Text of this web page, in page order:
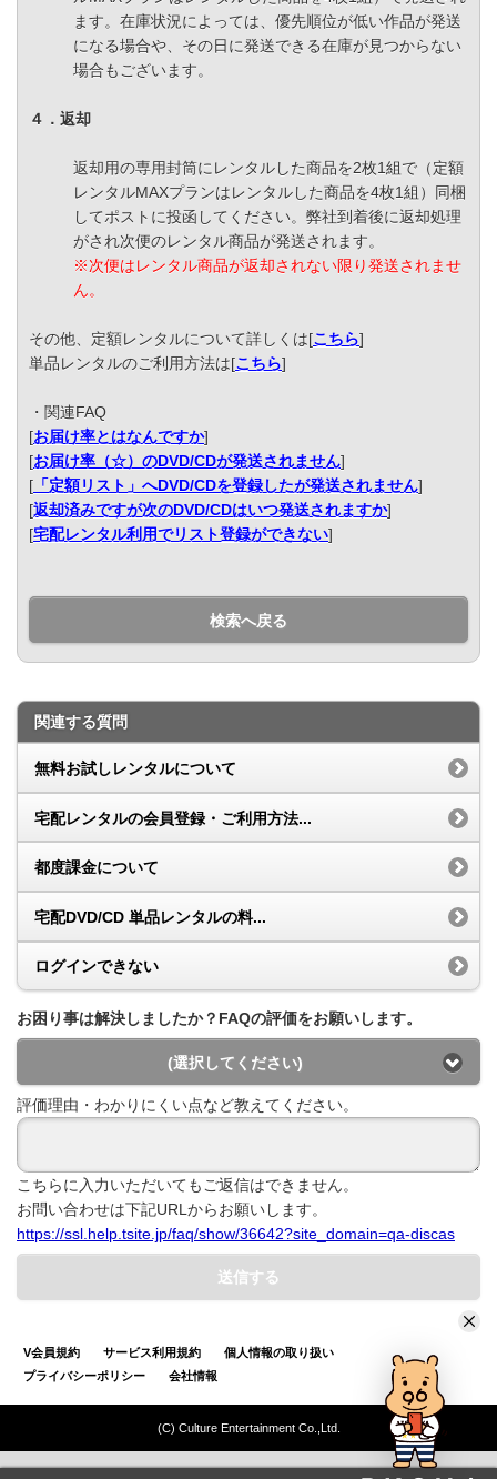
ます。在庫状況によっては、優先順位が低い作品が発送
になる場合や、その日に発送できる在庫が見つからない
場合もございます。
４．返却
返却用の専用封筒にレンタルした商品を2枚1組で（定額
レンタルMAXプランはレンタルした商品を4枚1組）同梱
してポストに投函してください。弊社到着後に返却処理
がされ次便のレンタル商品が発送されます。
※次便はレンタル商品が返却されない限り発送されませ
ん。
その他、定額レンタルについて詳しくは[こちら]
単品レンタルのご利用方法は[こちら]
・関連FAQ
[お届け率とはなんですか]
[お届け率（☆）のDVD/CDが発送されません]
[ 「定額リスト」へDVD/CDを登録したが発送されません]
[返却済みですが次のDVD/CDはいつ発送されますか]
[宅配レンタル利用でリスト登録ができない]
検索へ戻る
関連する質問
無料お試しレンタルについて
宅配レンタルの会員登録・ご利用方法...
都度課金について
宅配DVD/CD 単品レンタルの料...
ログインできない
お困り事は解決しましたか？FAQの評価をお願いします。
(選択してください)
評価理由・わかりにくい点など教えてください。
こちらに入力いただいてもご返信はできません。
お問い合わせは下記URLからお願いします。
https://ssl.help.tsite.jp/faq/show/36642?site_domain=qa-discas
送信する
V会員規約 サービス利用規約
個人情報の取り扱い
プライバシーポリシー
会社情報
(C) Culture Entertainment Co.,Ltd.